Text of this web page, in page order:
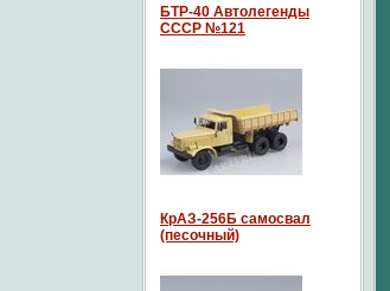
БТР-40 Автолегенды
СССР №121
КрАЗ-256Б самосвал
(песочный)